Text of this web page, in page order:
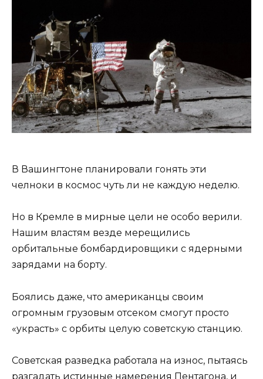
В Вашингтоне планировали гонять эти
челноки в космос чуть ли не каждую неделю.
Но в Кремле в мирные цели не особо верили.
Нашим властям везде мерещились
орбитальные бомбардировщики с ядерными
зарядами на борту.
Боялись даже, что американцы своим
огромным грузовым отсеком смогут просто
«украсть» с орбиты целую советскую станцию.
Советская разведка работала на износ, пытаясь
разгадать истинные намерения Пентагона, и